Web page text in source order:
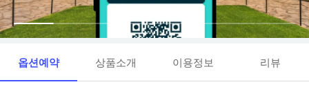
옵션예약 상품소개 이용정보 리뷰